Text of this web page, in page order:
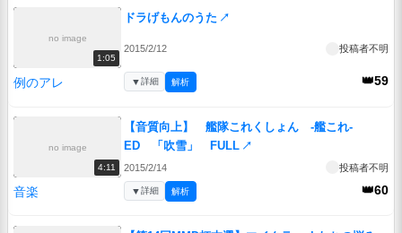
no image
1:05
ドラげもんのうた ↗
2015/2/12 投稿者不明
例のアレ 👑59
▼詳細 解析
no image
4:11
【音質向上】 艦隊これくしょん -艦これ-
ED 「吹雪」 FULL ↗
2015/2/14 投稿者不明
音楽 👑60
▼詳細 解析